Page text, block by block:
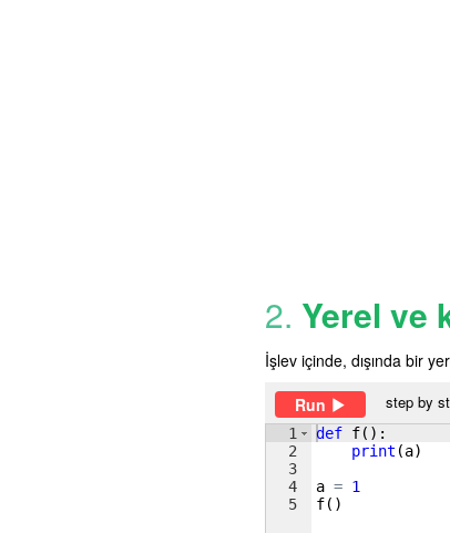
2. Yerel ve
İşlev içinde, dışında bir
Run
step by
1
2
3
4
5
def f( ) :
print (a)
a = 1
f( )